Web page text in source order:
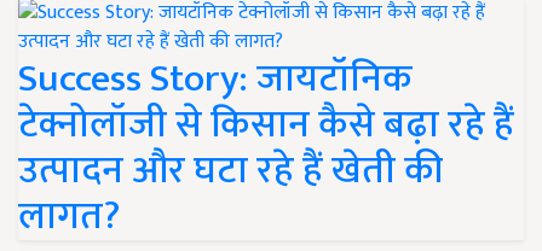
Success Story: जायटॉनिक
टेक्नोलॉजी से किसान कैसे बढ़ा रहे हैं
उत्पादन और घटा रहे हैं खेती की
लागत?